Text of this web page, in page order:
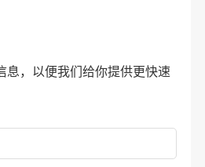
息，以便我们给你提供更快速